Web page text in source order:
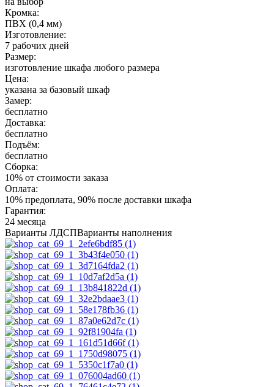
Кромка:
ПВХ (0,4 мм)
Изготовление:
7 рабочих дней
Размер:
изготовление шкафа любого размера
Цена:
указана за базовый шкаф
Замер:
бесплатно
Доставка:
бесплатно
Подъём:
бесплатно
Сборка:
10% от стоимости заказа
Оплата:
10% предоплата, 90% после доставки шкафа
Гарантия:
24 месяца
Варианты ЛДСПВарианты наполнения